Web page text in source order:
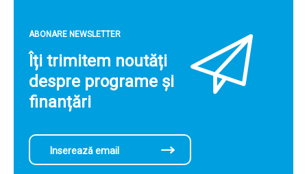
ABONARE NEWSLETTER
Îți trimitem noutăți
despre programe și
finanțări